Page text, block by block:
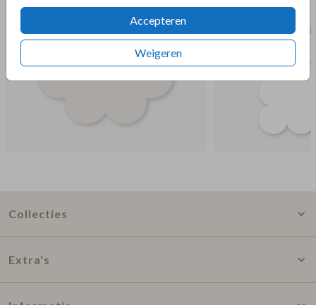
Accepteren
Weigeren
Collecties
Extra's